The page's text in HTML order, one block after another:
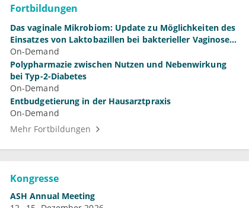
Fortbildungen
Das vaginale Mikrobiom: Update zu Möglichkeiten des
Einsatzes von Laktobazillen bei bakterieller Vaginose
und Vulvovaginalkandidose
On-Demand
Polypharmazie zwischen Nutzen und Nebenwirkung
bei Typ-2-Diabetes
On-Demand
Entbudgetierung in der Hausarztpraxis
On-Demand
Mehr Fortbildungen
Kongresse
ASH Annual Meeting